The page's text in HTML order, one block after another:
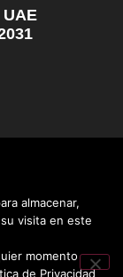
almacenar,
visita en este
momento
de Privacidad